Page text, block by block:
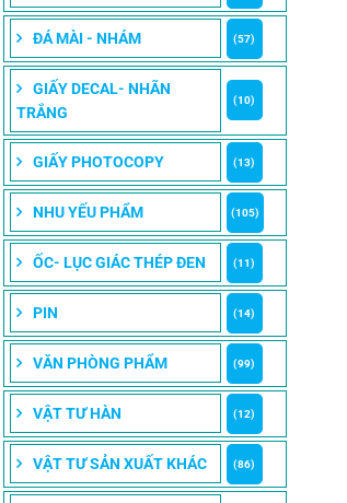
ĐÁ MÀI - NHÁM (57)
GIẤY DECAL- NHÃN
TRẮNG
(10)
GIẤY PHOTOCOPY (13)
NHU YẾU PHẨM (105)
ỐC- LỤC GIÁC THÉP ĐEN (11)
PIN (14)
VĂN PHÒNG PHẨM (99)
VẬT TƯ HÀN (12)
VẬT TƯ SẢN XUẤT KHÁC (86)